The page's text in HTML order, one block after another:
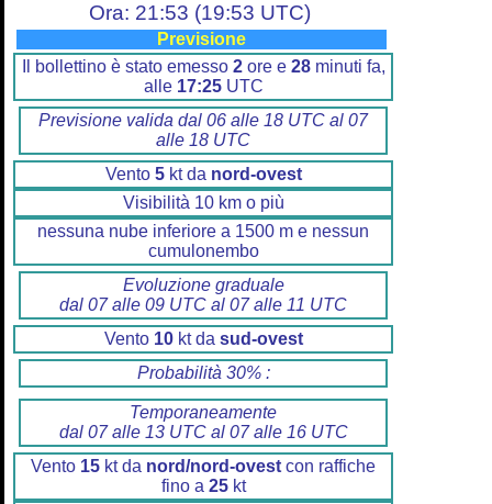
Ora: 21:53 (19:53 UTC)
Previsione
Il bollettino è stato emesso 2ore e 28minuti fa,
alle 17:25UTC
Previsione valida dal 06 alle 18 UTC al 07
alle 18 UTC
Vento 5kt da nord-ovest
Visibilità 10 km o più
nessuna nube inferiore a 1500 m e nessun
cumulonembo
Evoluzione graduale
dal 07 alle 09 UTC al 07 alle 11 UTC
Vento 10kt da sud-ovest
Probabilità 30% :
Temporaneamente
dal 07 alle 13 UTC al 07 alle 16 UTC
Vento 15 kt da nord/nord-ovest con raffiche
fino a 25kt